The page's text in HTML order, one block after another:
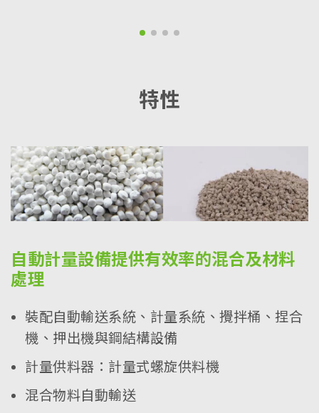
特性
自動計量設備提供有效率的混合及材料
處理
裝配自動輸送系統、計量系統、攪拌桶、捏合
機、押出機與鋼結構設備
計量供料器：計量式螺旋供料機
混合物料自動輸送